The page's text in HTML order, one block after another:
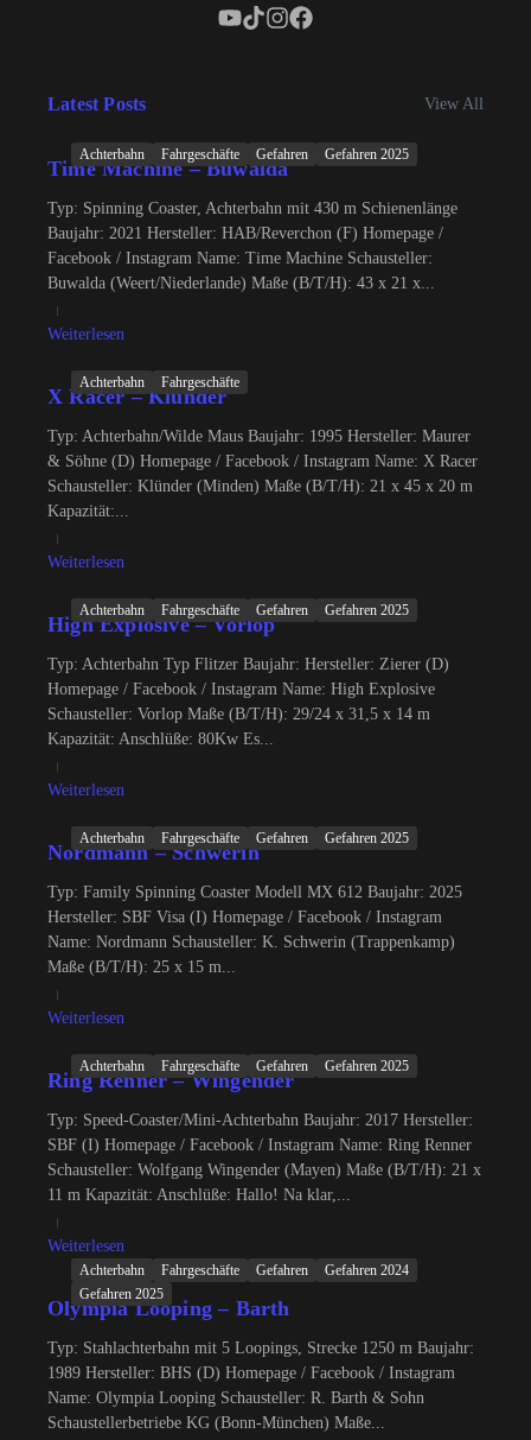
Latest Posts View All
Achterbahn Fahrgeschäfte Gefahren Gefahren 2025
Time Machine – Buwalda
Typ: Spinning Coaster, Achterbahn mit 430 m Schienenlänge
Baujahr: 2021 Hersteller: HAB/Reverchon (F) Homepage /
Facebook / Instagram Name: Time Machine Schausteller:
Buwalda (Weert/Niederlande) Maße (B/T/H): 43 x 21 x...
Weiterlesen
Achterbahn Fahrgeschäfte
X Racer – Klünder
Typ: Achterbahn/Wilde Maus Baujahr: 1995 Hersteller: Maurer
& Söhne (D) Homepage / Facebook / Instagram Name: X Racer
Schausteller: Klünder (Minden) Maße (B/T/H): 21 x 45 x 20 m
Kapazität:...
Weiterlesen
Achterbahn Fahrgeschäfte Gefahren Gefahren 2025
High Explosive – Vorlop
Typ: Achterbahn Typ Flitzer Baujahr: Hersteller: Zierer (D)
Homepage / Facebook / Instagram Name: High Explosive
Schausteller: Vorlop Maße (B/T/H): 29/24 x 31,5 x 14 m
Kapazität: Anschlüße: 80Kw Es...
Weiterlesen
Achterbahn Fahrgeschäfte Gefahren Gefahren 2025
Nordmann – Schwerin
Typ: Family Spinning Coaster Modell MX 612 Baujahr: 2025
Hersteller: SBF Visa (I) Homepage / Facebook / Instagram
Name: Nordmann Schausteller: K. Schwerin (Trappenkamp)
Maße (B/T/H): 25 x 15 m...
Weiterlesen
Achterbahn Fahrgeschäfte Gefahren Gefahren 2025
Ring Renner – Wingender
Typ: Speed-Coaster/Mini-Achterbahn Baujahr: 2017 Hersteller:
SBF (I) Homepage / Facebook / Instagram Name: Ring Renner
Schausteller: Wolfgang Wingender (Mayen) Maße (B/T/H): 21 x
11 m Kapazität: Anschlüße: Hallo! Na klar,...
Weiterlesen
Achterbahn Fahrgeschäfte Gefahren
Gefahren 2024
Gefahren 2025
Olympia Looping – Barth
Typ: Stahlachterbahn mit 5 Loopings, Strecke 1250 m Baujahr:
1989 Hersteller: BHS (D) Homepage / Facebook / Instagram
Name: Olympia Looping Schausteller: R. Barth & Sohn
Schaustellerbetriebe KG (Bonn-München) Maße...